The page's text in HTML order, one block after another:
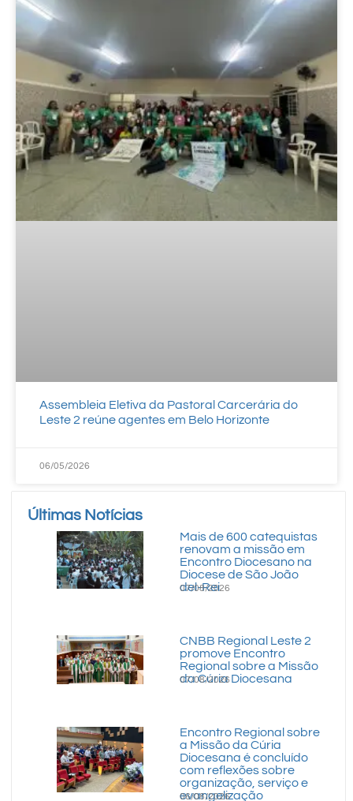
Assembleia Eletiva da Pastoral Carcerária do
Leste 2 reúne agentes em Belo Horizonte
06/05/2026
Últimas Notícias
Mais de 600 catequistas
renovam a missão em
Encontro Diocesano na
Diocese de São João
del-Rei
07/08/2026
CNBB Regional Leste 2
promove Encontro
Regional sobre a Missão
da Cúria Diocesana
07/08/2026
Encontro Regional sobre
a Missão da Cúria
Diocesana é concluído
com reflexões sobre
organização, serviço e
evangelização
06/08/2026